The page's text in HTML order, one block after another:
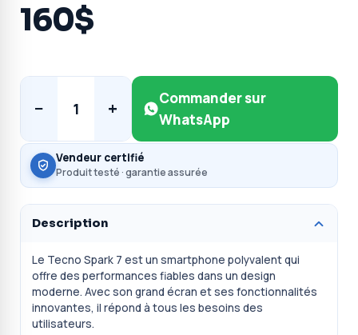
160$
− 1 +
Commander sur
WhatsApp
Vendeur certifié
Produit testé · garantie assurée
Description
Le Tecno Spark 7 est un smartphone polyvalent qui
offre des performances fiables dans un design
moderne. Avec son grand écran et ses fonctionnalités
innovantes, il répond à tous les besoins des
utilisateurs.